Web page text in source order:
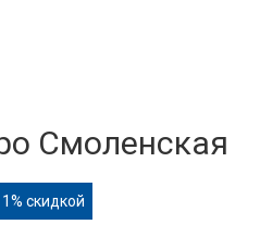
Смоленская
скидкой